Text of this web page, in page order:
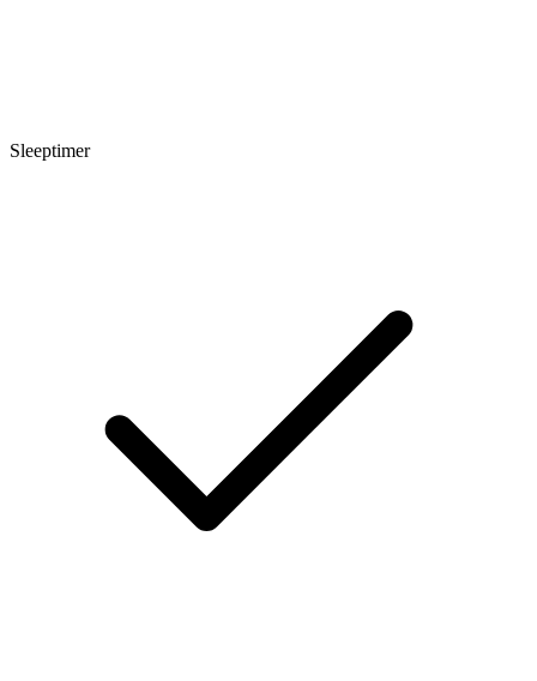
Sleeptimer